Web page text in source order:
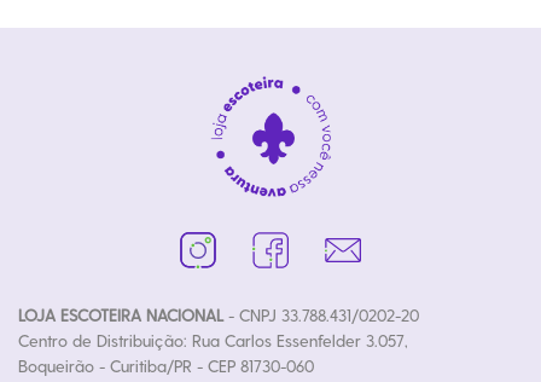
LOJA ESCOTEIRA NACIONAL- CNPJ 33.788.431/0202-20
Centro de Distribuição: Rua Carlos Essenfelder 3.057,
Boqueirão - Curitiba/PR - CEP 81730-060